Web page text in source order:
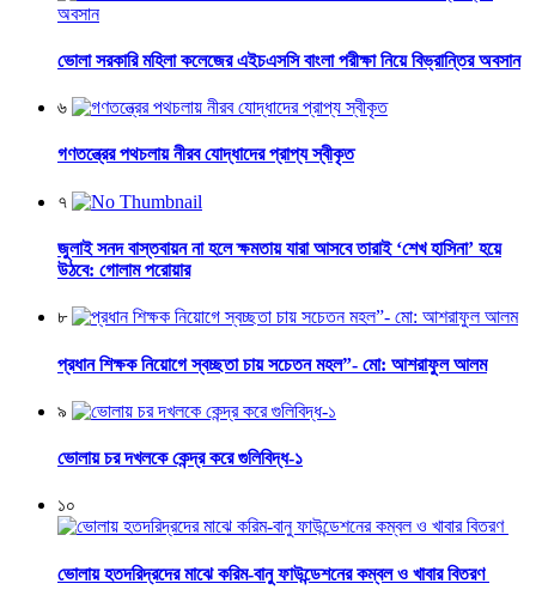
ভোলা সরকারি মহিলা কলেজের এইচএসসি বাংলা পরীক্ষা নিয়ে বিভ্রান্তির অবসান
৬
গণতন্ত্রের পথচলায় নীরব যোদ্ধাদের প্রাপ্য স্বীকৃত
৭
জুলাই সনদ বাস্তবায়ন না হলে ক্ষমতায় যারা আসবে তারাই ‘শেখ হাসিনা’ হয়ে
উঠবে: গোলাম পরোয়ার
৮
প্রধান শিক্ষক নিয়োগে স্বচ্ছতা চায় সচেতন মহল”- মো: আশরাফুল আলম
৯
ভোলায় চর দখলকে কেন্দ্র করে গুলিবিদ্ধ-১
১০
ভোলায় হতদরিদ্রদের মাঝে করিম-বানু ফাউন্ডেশনের কম্বল ও খাবার বিতরণ